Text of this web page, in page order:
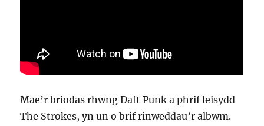
Mae’r briodas rhwng Daft Punk a phrif leisydd
The Strokes, yn un o brif rinweddau’r albwm.